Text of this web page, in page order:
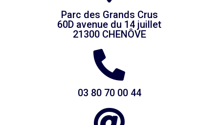
Parc des Grands Crus
60D avenue du 14 juillet
21300 CHENÔVE

03 80 70 00 44